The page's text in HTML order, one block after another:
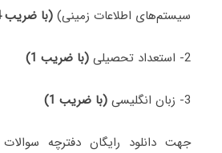
سیستم‌های اطلاعات زمینی) (با ضریب 4)
2- استعداد تحصیلی (با ضریب 1)
3- زبان انگلیسی (با ضریب 1)